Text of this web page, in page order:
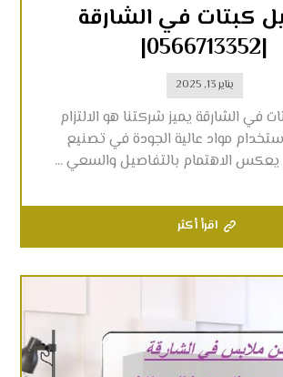
كبتات في الشارقة
|0566713352|
يناير 13, 2025
في الشارقة يميز شركتنا هو الالتزام
مواد عالية الجودة في تصنيع
يعكس الاهتمام بالتفاصيل والسعي ...
اقرأ أكثر